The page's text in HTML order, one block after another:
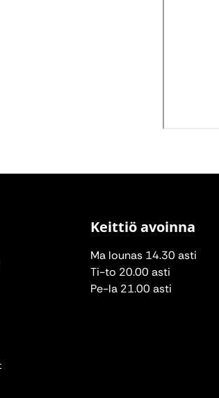
Keittiö avoinna
Ma lounas 14.30 asti
Ti-to 20.00 asti
Pe-la 21.00 asti